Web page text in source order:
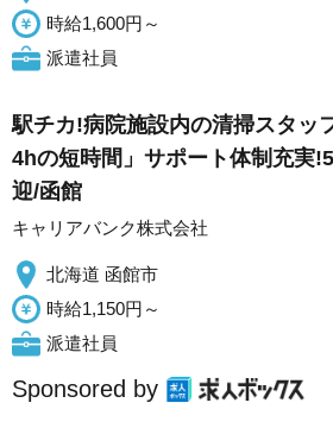
時給1,600円～
派遣社員
駅チカ!病院施設内の清掃スタッ
4hの短時間」サポート体制充実
迎/函館
キャリアバンク株式会社
北海道 函館市
時給1,150円～
派遣社員
Sponsored by